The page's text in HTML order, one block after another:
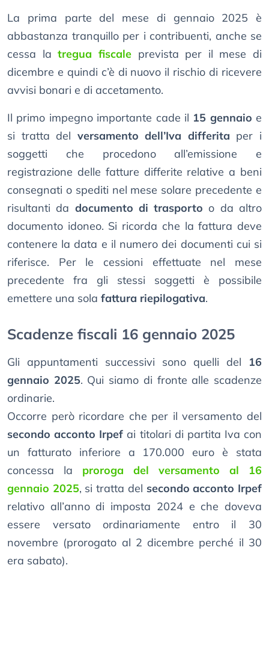
La prima parte del mese di gennaio 2025 è
abbastanza tranquillo per i contribuenti, anche se
cessa latregua fiscaleprevista per il mese di
dicembre e quindi c’è di nuovo il rischio di ricevere
avvisi bonari e di accetamento.
Il primo impegno importante cade il 15 gennaio e
si tratta del versamento dell’Iva differita per i
soggetti che procedono all’emissione e
registrazione delle fatture differite relative a beni
consegnati o spediti nel mese solare precedente e
risultanti da documento di trasporto o da altro
documento idoneo. Si ricorda che la fattura deve
contenere la data e il numero dei documenti cui si
riferisce. Per le cessioni effettuate nel mese
precedente fra gli stessi soggetti è possibile
emettere una sola fattura riepilogativa.
Scadenze fiscali 16 gennaio 2025
Gli appuntamenti successivi sono quelli del 16
gennaio 2025. Qui siamo di fronte alle scadenze
ordinarie.
Occorre però ricordare che per il versamento del
secondo acconto Irpef ai titolari di partita Iva con
un fatturato inferiore a 170.000 euro è stata
concessa la proroga del versamento al 16
gennaio 2025, si tratta del secondo acconto Irpef
relativo all’anno di imposta 2024 e che doveva
essere versato ordinariamente entro il 30
novembre (prorogato al 2 dicembre perché il 30
era sabato).